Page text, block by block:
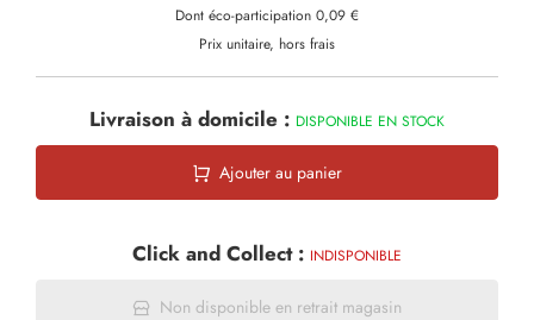
Dont éco-participation 0,09 €
Prix unitaire, hors frais
Livraison à domicile : DISPONIBLE EN STOCK
Ajouter au panier
Click and Collect : INDISPONIBLE
Non disponible en retrait magasin